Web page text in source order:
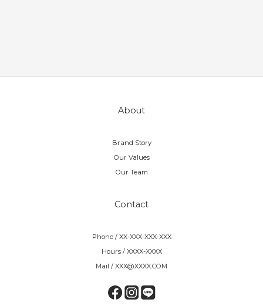
About
Brand Story
Our Values
Our Team
Contact
Phone / XX-XXX-XXX-XXX
Hours / XXXX-XXXX
Mail / XXX@XXXX.COM